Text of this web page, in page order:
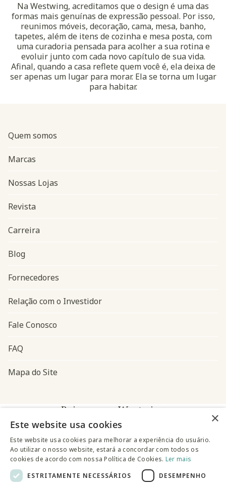
Na Westwing, acreditamos que o design é uma das
formas mais genuínas de expressão pessoal. Por isso,
reunimos móveis, decoração, cama, mesa, banho,
tapetes, além de itens de cozinha e mesa posta, com
uma curadoria pensada para acolher a sua rotina e
evoluir junto com cada novo capítulo de sua vida.
Afinal, quando a casa reflete quem você é, ela deixa de
ser apenas um lugar para morar. Ela se torna um lugar
para habitar.
Navegação do rodapé
Quem somos
Marcas
Nossas Lojas
Revista
Carreira
Blog
Fornecedores
Relação com o Investidor
Fale Conosco
FAQ
Mapa do Site
Baixe o app Westwing
×
Este website usa cookies
Este website usa cookies para melhorar a experiência do usuário.
Ao utilizar o nosso website, estará a concordar com todos os
cookies de acordo com nossa Política de Cookies. Ler mais
ESTRITAMENTE NECESSÁRIOS
DESEMPENHO